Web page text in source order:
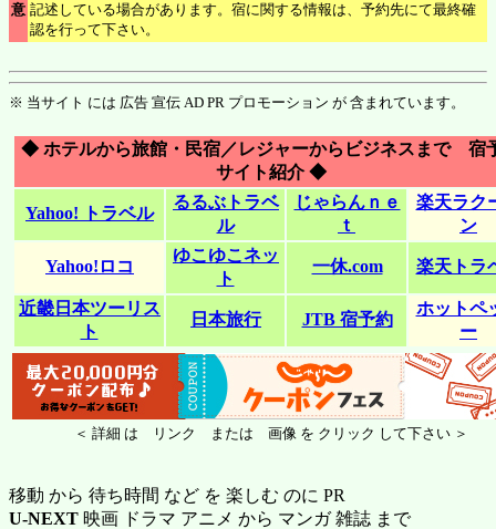
意 記述している場合があります。宿に関する情報は、予約先にて最終確
認を行って下さい。
※ 当サイト には 広告 宣伝 AD PR プロモーション が 含まれています。
◆ ホテルから旅館・民宿／レジャーからビジネスまで 宿
サイト紹介 ◆
Yahoo! トラベル
るるぶトラベ
ル
じゃらんｎｅ
ｔ
楽天ラク
ン
Yahoo!ロコ
ゆこゆこネッ
ト
一休.com 楽天トラ
近畿日本ツーリス
ト
日本旅行 JTB 宿予約
ホットペ
ー
＜ 詳細 は リンク または 画像 を クリック して下さい ＞
移動 から 待ち時間 など を 楽しむ のに PR
U-NEXT 映画 ドラマ アニメ から マンガ 雑誌 まで